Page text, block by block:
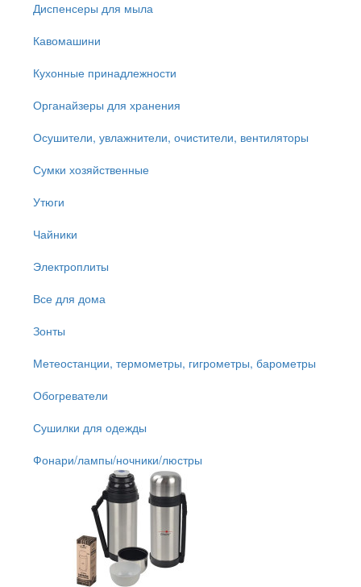
Диспенсеры для мыла
Кавомашини
Кухонные принадлежности
Органайзеры для хранения
Осушители, увлажнители, очистители, вентиляторы
Сумки хозяйственные
Утюги
Чайники
Электроплиты
Все для дома
Зонты
Метеостанции, термометры, гигрометры, барометры
Обогреватели
Сушилки для одежды
Фонари/лампы/ночники/люстры